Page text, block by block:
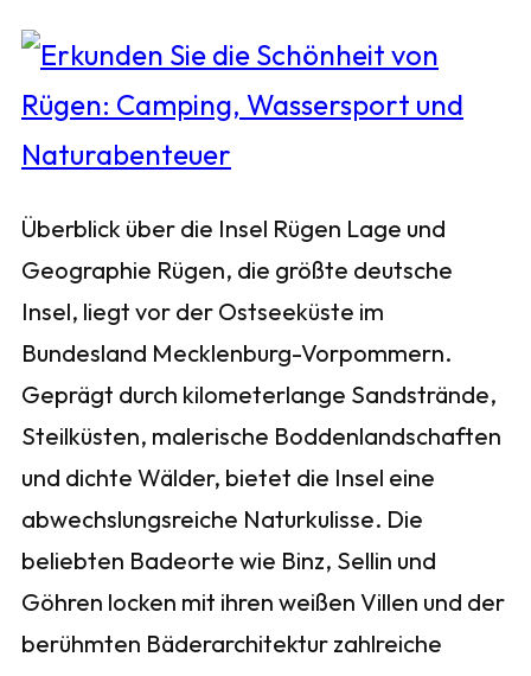
Überblick über die Insel Rügen Lage und
Geographie Rügen, die größte deutsche
Insel, liegt vor der Ostseeküste im
Bundesland Mecklenburg-Vorpommern.
Geprägt durch kilometerlange Sandstrände,
Steilküsten, malerische Boddenlandschaften
und dichte Wälder, bietet die Insel eine
abwechslungsreiche Naturkulisse. Die
beliebten Badeorte wie Binz, Sellin und
Göhren locken mit ihren weißen Villen und der
berühmten Bäderarchitektur zahlreiche